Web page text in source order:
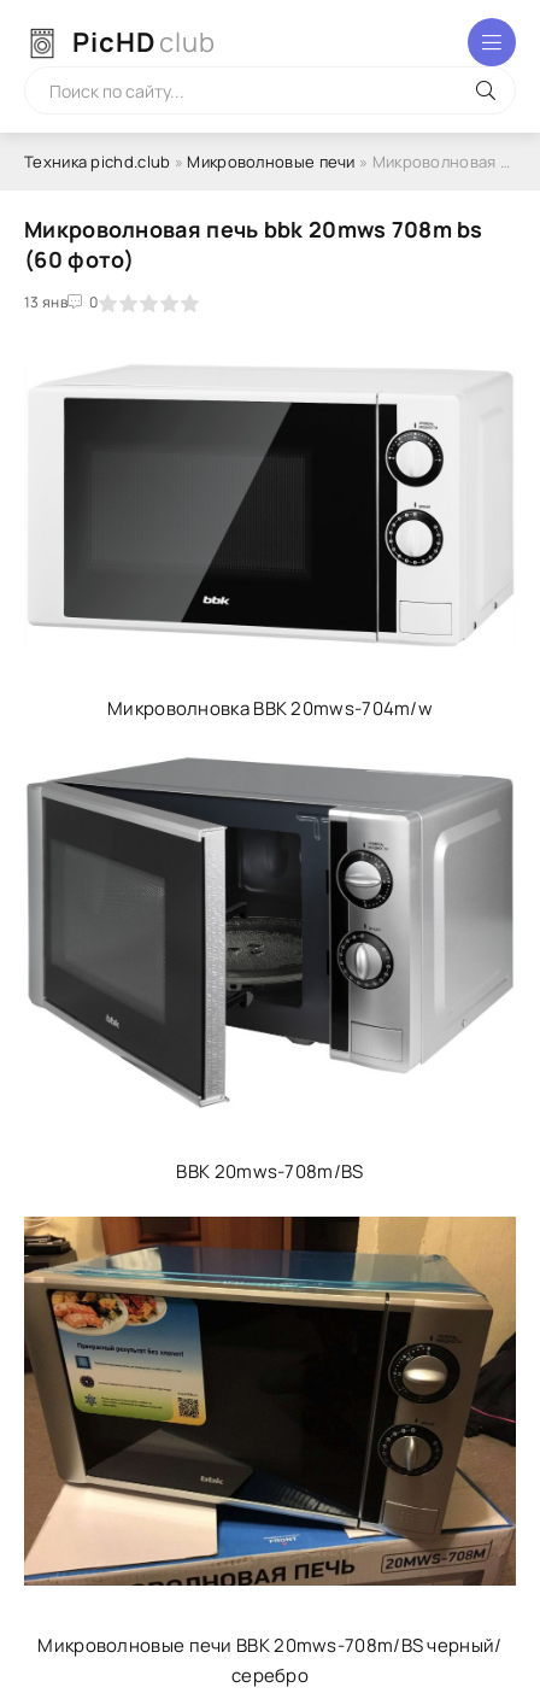
PicHDclub
Техника pichd.club » Микроволновые печи » Микроволновая печь bbk 20mws 708m bs (60 фото)
Микроволновая печь bbk 20mws 708m bs
(60 фото)
13 янв 0
3 4 5
Микроволновка BBK 20mws-704m/w
BBK 20mws-708m/BS
Микроволновые печи BBK 20mws-708m/BS черный/
серебро